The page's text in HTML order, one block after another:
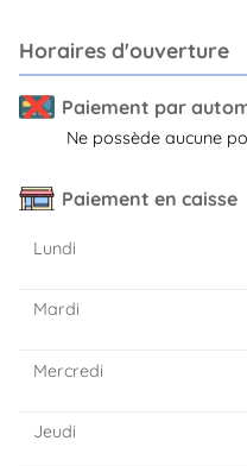
Horaires d'ouverture
Paiement par
Ne possède aucune
Paiement en caisse
Lundi
Mardi
Mercredi
Jeudi